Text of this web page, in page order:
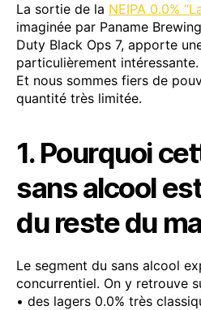
La sortie de la NEIPA 0.0%
imaginée par Paname
Duty Black Ops 7, apporte
particulièrement intéressante.
Et nous sommes fiers de
quantité très limitée.
1. Pourquoi
sans alcool
du reste du
Le segment du sans alcool
concurrentiel. On y retrouve
• des lagers 0.0% très